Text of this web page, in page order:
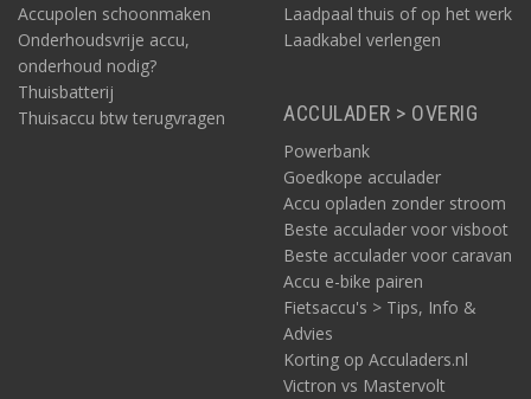
Accupolen schoonmaken
Onderhoudsvrije accu,
onderhoud nodig?
Thuisbatterij
Thuisaccu btw terugvragen
Laadpaal thuis of op het werk
Laadkabel verlengen
ACCULADER > OVERIG
Powerbank
Goedkope acculader
Accu opladen zonder stroom
Beste acculader voor visboot
Beste acculader voor caravan
Accu e-bike pairen
Fietsaccu's > Tips, Info &
Advies
Korting op Acculaders.nl
Victron vs Mastervolt